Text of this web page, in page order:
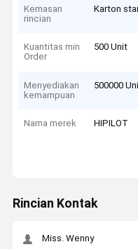
Kemasan
rincian
Karton
Kuantitas min
Order
500 Unit
Menyediakan
kemampuan
500000
Nama merek HIPILOT
Rincian Kontak
Miss. Wenny